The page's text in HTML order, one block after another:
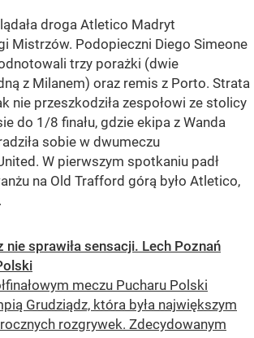
droga Atletico Madryt
Mistrzów. Podopieczni Diego Simeone
trzy porażki (dwie
z Milanem) oraz remis z Porto. Strata
nie przeszkodziła zespołowi ze stolicy
do 1/8 finału, gdzie ekipa z Wanda
sobie w dwumeczu
W pierwszym spotkaniu padł
na Old Trafford górą było Atletico,
nie sprawiła sensacji. Lech Poznań
meczu Pucharu Polski
Grudziądz, która była największym
rozgrywek. Zdecydowanym